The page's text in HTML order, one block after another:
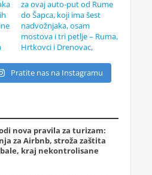
Pratite nas na Instagramu
nova pravila za turizam:
za Airbnb, stroža zaštita
kraj nekontrolisane